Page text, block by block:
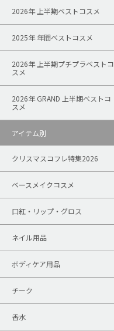
2026年 上半期ベストコスメ
2025年 年間ベストコスメ
2026年 上半期プチプラベストコ
スメ
2026年 GRAND 上半期ベストコ
スメ
アイテム別
クリスマスコフレ特集2026
ベースメイクコスメ
口紅・リップ・グロス
ネイル用品
ボディケア用品
チーク
香水